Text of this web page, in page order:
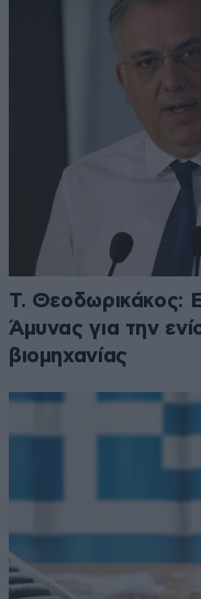
Τ. Θεοδωρικάκος:
Άμυνας για την
βιομηχανίας